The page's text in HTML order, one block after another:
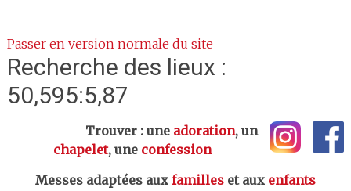
Passer en version normale du site
Recherche des lieux :
50,595:5,87
Trouver : une adoration, un
chapelet, une confession
Messes adaptées aux familleset aux enfants